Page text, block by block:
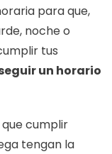
para que,
noche o
tus
que cumplir
tengan la